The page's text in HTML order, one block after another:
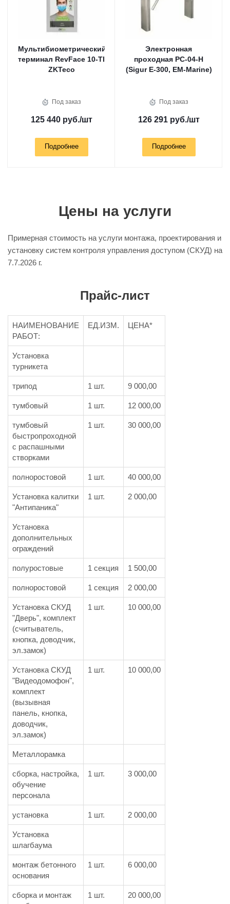
Мультибиометрический
терминал RevFace 10-TI
ZKTeco
Под заказ
125 440 руб./шт
Подробнее
Электронная
проходная РС-04-H
(Sigur Е-300, EM-Marine)
Под заказ
126 291 руб./шт
Подробнее
Цены на услуги
Примерная стоимость на услуги монтажа, проектирования и
установку систем контроля управления доступом (СКУД) на
7.7.2026 г.
Прайс-лист
НАИМЕНОВАНИЕ
РАБОТ:
ЕД.ИЗМ. ЦЕНА*
Установка
турникета
трипод 1 шт. 9 000,00
тумбовый 1 шт. 12 000,00
тумбовый
быстропроходной
с распашными
створками
1 шт. 30 000,00
полноростовой 1 шт. 40 000,00
Установка калитки
"Антипаника"
1 шт. 2 000,00
Установка
дополнительных
ограждений
полуростовые 1 секция 1 500,00
полноростовой 1 секция 2 000,00
Установка СКУД
"Дверь", комплект
(считыватель,
кнопка, доводчик,
эл.замок)
1 шт. 10 000,00
Установка СКУД
"Видеодомофон",
комплект
(вызывная
панель, кнопка,
доводчик,
эл.замок)
1 шт. 10 000,00
Металлорамка
сборка, настройка,
обучение
персонала
1 шт. 3 000,00
установка 1 шт. 2 000,00
Установка
шлагбаума
монтаж бетонного
основания
1 шт. 6 000,00
сборка и монтаж
1 шт. 20 000,00